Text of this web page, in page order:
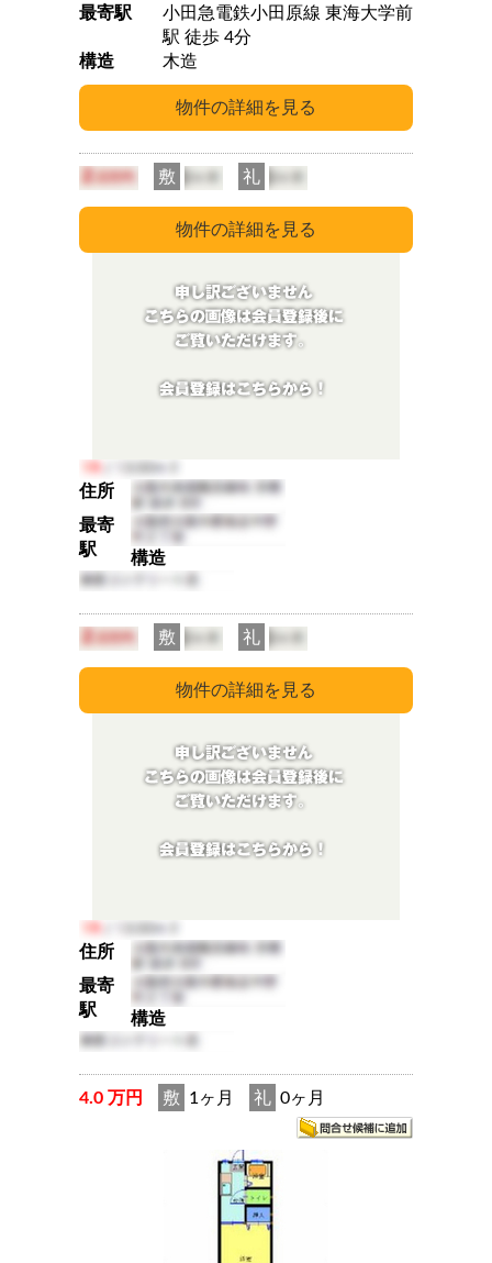
最寄駅
小田急電鉄小田原線 東海大学前
駅 徒歩 4分
構造
木造
敷 礼
住所
最寄
駅
構造
敷 礼
住所
最寄
駅
構造
4.0 万円 敷 1ヶ月 礼 0ヶ月